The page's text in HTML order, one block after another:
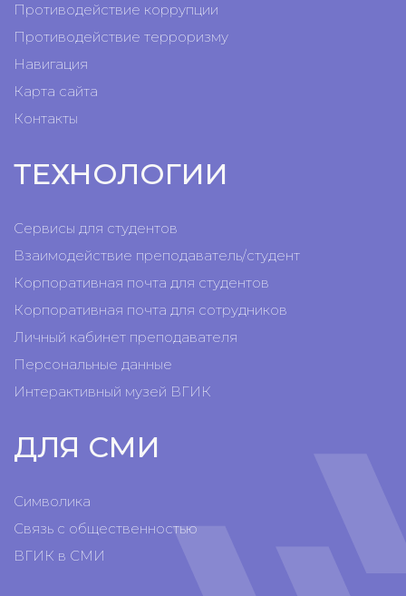
Противодействие коррупции
Противодействие терроризму
Навигация
Карта сайта
Контакты
ТЕХНОЛОГИИ
Сервисы для студентов
Взаимодействие преподаватель/студент
Корпоративная почта для студентов
Корпоративная почта для сотрудников
Личный кабинет преподавателя
Персональные данные
Интерактивный музей ВГИК
ДЛЯ СМИ
Символика
Связь с общественностью
ВГИК в СМИ